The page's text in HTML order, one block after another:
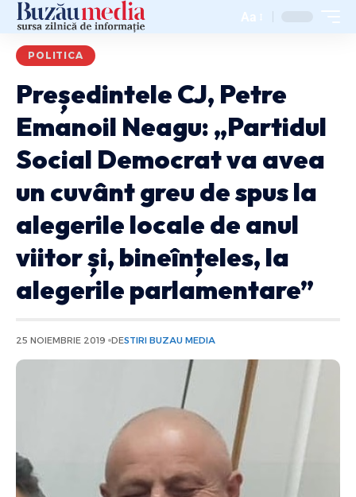
Aa
POLITICA
Președintele CJ, Petre
Emanoil Neagu: „Partidul
Social Democrat va avea
un cuvânt greu de spus la
alegerile locale de anul
viitor și, bineînțeles, la
alegerile parlamentare”
25 NOIEMBRIE 2019 DESTIRI BUZAU MEDIA